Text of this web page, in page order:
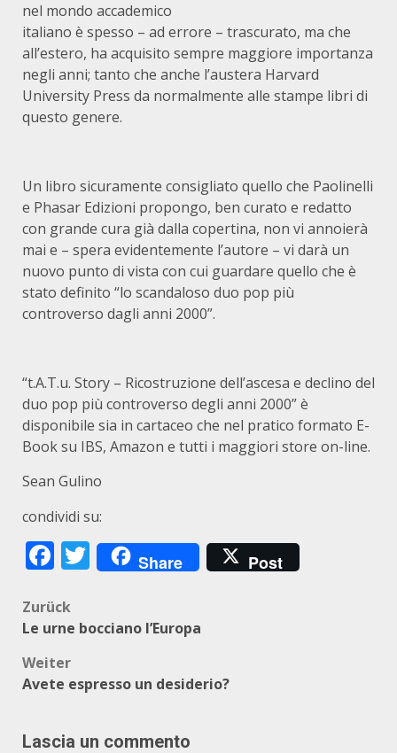
nel mondo accademico
italiano è spesso – ad errore – trascurato, ma che
all’estero, ha acquisito sempre maggiore importanza
negli anni; tanto che anche l’austera Harvard
University Press da normalmente alle stampe libri di
questo genere.
Un libro sicuramente consigliato quello che Paolinelli
e Phasar Edizioni propongo, ben curato e redatto
con grande cura già dalla copertina, non vi annoierà
mai e – spera evidentemente l’autore – vi darà un
nuovo punto di vista con cui guardare quello che è
stato definito “lo scandaloso duo pop più
controverso dagli anni 2000”.
“t.A.T.u. Story – Ricostruzione dell’ascesa e declino del
duo pop più controverso degli anni 2000” è
disponibile sia in cartaceo che nel pratico formato E-
Book su IBS, Amazon e tutti i maggiori store on-line.
Sean Gulino
condividi su:
Facebook
Twitter
Share Post
Beitragsnavigation
Zurück
Le urne bocciano l’Europa
Weiter
Avete espresso un desiderio?
Lascia un commento